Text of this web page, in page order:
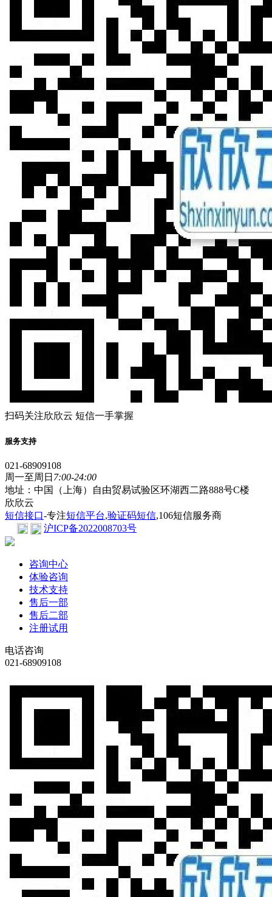
扫码关注欣欣云 短信一手掌握
服务支持
021-68909108
周一至周日 7:00-24:00
地址：中国（上海）自由贸易试验区环湖西二路888号C楼
欣欣云
短信接口-专注短信平台,验证码短信,106短信服务商
沪ICP备2022008703号
咨询中心
体验咨询
技术支持
售后一部
售后二部
注册试用
电话咨询
021-68909108